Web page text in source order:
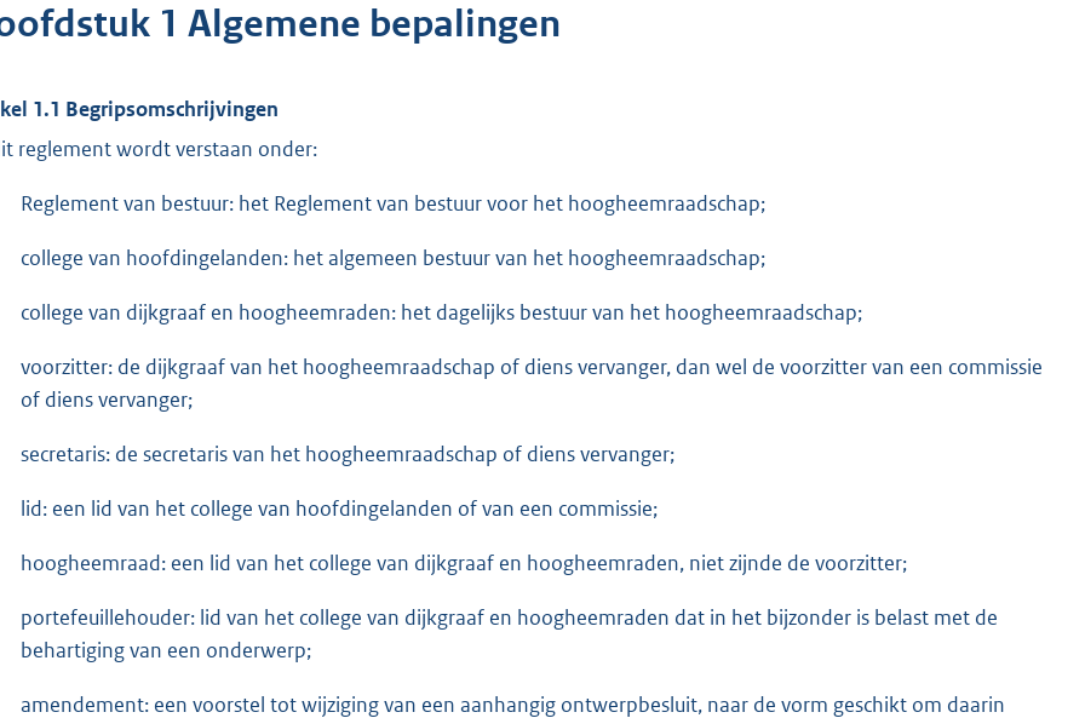
1 Algemene bepalingen
1.1 Begripsomschrijvingen
reglement wordt verstaan onder:
Reglement van bestuur: het Reglement van bestuur voor het hoogheemraadschap;
college van hoofdingelanden: het algemeen bestuur van het hoogheemraadschap;
college van dijkgraaf en hoogheemraden: het dagelijks bestuur van het hoogheemraadschap;
voorzitter: de dijkgraaf van het hoogheemraadschap of diens vervanger, dan wel de voorzitter van een commissie
of diens vervanger;
secretaris: de secretaris van het hoogheemraadschap of diens vervanger;
lid: een lid van het college van hoofdingelanden of van een commissie;
hoogheemraad: een lid van het college van dijkgraaf en hoogheemraden, niet zijnde de voorzitter;
portefeuillehouder: lid van het college van dijkgraaf en hoogheemraden dat in het bijzonder is belast met de
behartiging van een onderwerp;
amendement: een voorstel tot wijziging van een aanhangig ontwerpbesluit, naar de vorm geschikt om daarin